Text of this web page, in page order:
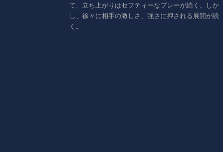
て、立ち上がりはセフティーなプレーが続く。しか
し、徐々に相手の激しさ、強さに押される展開が続
く。